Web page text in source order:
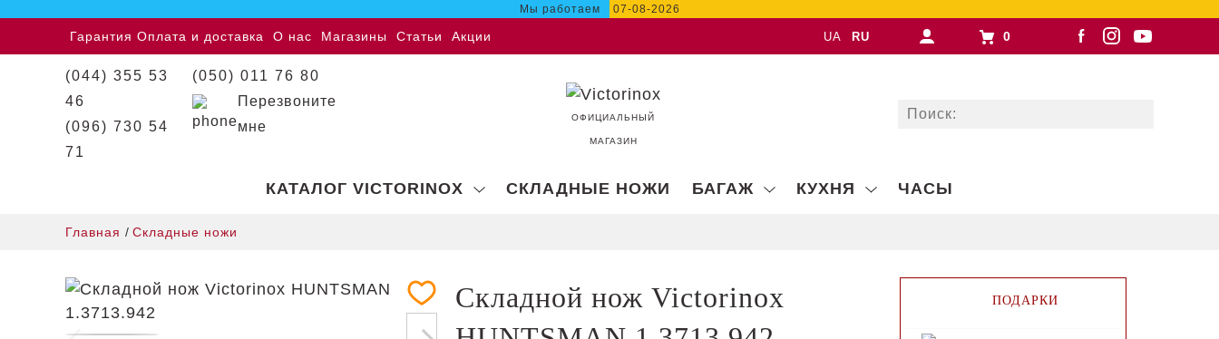
Мы работаем 07-08-2026
Гарантия Оплата и доставка О нас Магазины Статьи Акции UA RU 0
(044) 355 53
46
(096) 730 54
71
(050) 011 76 80
Перезвоните
мне
ОФИЦИАЛЬНЫЙ
МАГАЗИН
КАТАЛОГ VICTORINOX СКЛАДНЫЕ НОЖИ БАГАЖ КУХНЯ ЧАСЫ
Главная / Складные ножи
Складной нож Victorinox
ПОДАРКИ